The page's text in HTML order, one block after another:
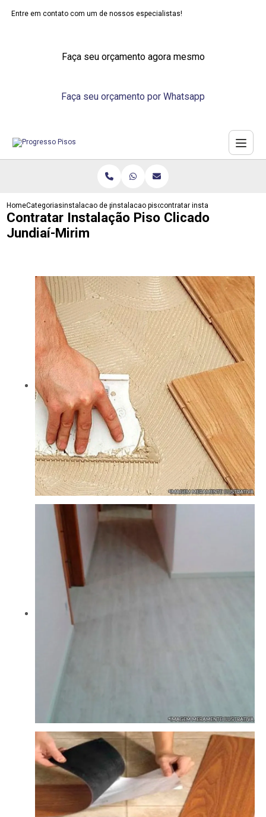
Entre em contato com um de nossos especialistas!
Faça seu orçamento agora mesmo
Faça seu orçamento por Whatsapp
HomeCategoriasinstalacao de pisosinstalacao piso vinilicocontratar instalacao piso
Contratar Instalação Piso Clicado
Jundiaí-Mirim